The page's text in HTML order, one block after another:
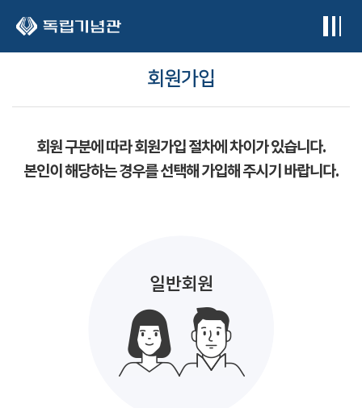
회원가입
회원 구분에 따라 회원가입 절차에 차이가 있습니다.
본인이 해당하는 경우를 선택해 가입해 주시기 바랍니다.